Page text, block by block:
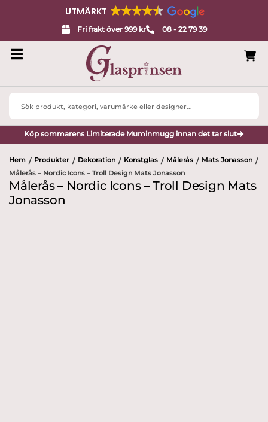
UTMÄRKT
Fri frakt över 999 kr 08 - 22 79 39
Search
Köp sommarens Limiterade Muminmugg innan det tar slut
Hem / Produkter / Dekoration / Konstglas / Målerås / Mats Jonasson /
Målerås – Nordic Icons – Troll Design Mats Jonasson
Målerås – Nordic Icons – Troll Design Mats
Jonasson